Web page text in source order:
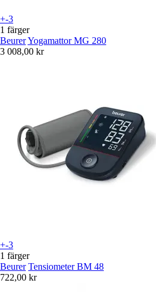
+-3
1 färger
BeurerYogamattor MG 280
3 008,00 kr
+-3
1 färger
Beurer Tensiometer BM 48
722,00 kr